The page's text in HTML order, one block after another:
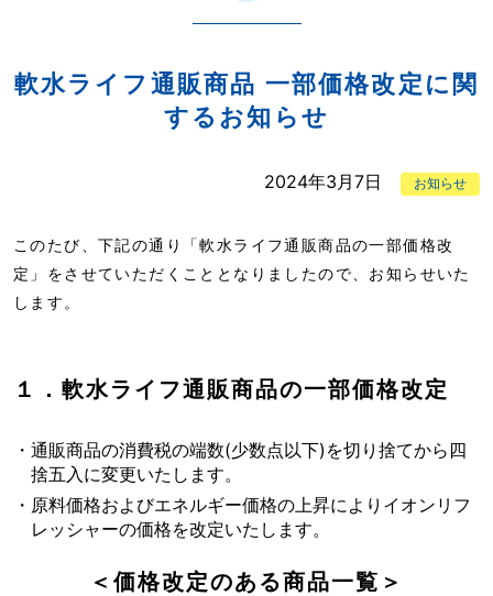
軟水ライフ通販商品 一部価格改定に関
するお知らせ
2024年3月7日 お知らせ
このたび、下記の通り「軟水ライフ通販商品の一部価格改
定」をさせていただくこととなりましたので、お知らせいた
します。
１．軟水ライフ通販商品の一部価格改定
・通販商品の消費税の端数(少数点以下)を切り捨てから四
捨五入に変更いたします。
・原料価格およびエネルギー価格の上昇によりイオンリフ
レッシャーの価格を改定いたします。
＜価格改定のある商品一覧＞